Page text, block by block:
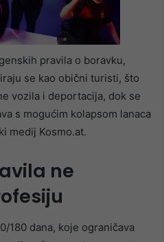
pravila o boravku,
se kao obični turisti, što
vozila i deportacija, dok se
s mogućim kolapsom lanaca
medij Kosmo.at.
ne
180 dana, koje ograničava